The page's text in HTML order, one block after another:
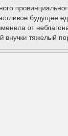
будущее
от
внучки тяжелый